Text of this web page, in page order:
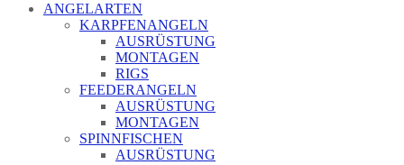
ANGELARTEN
KARPFENANGELN
AUSRÜSTUNG
MONTAGEN
RIGS
FEEDERANGELN
AUSRÜSTUNG
MONTAGEN
SPINNFISCHEN
AUSRÜSTUNG